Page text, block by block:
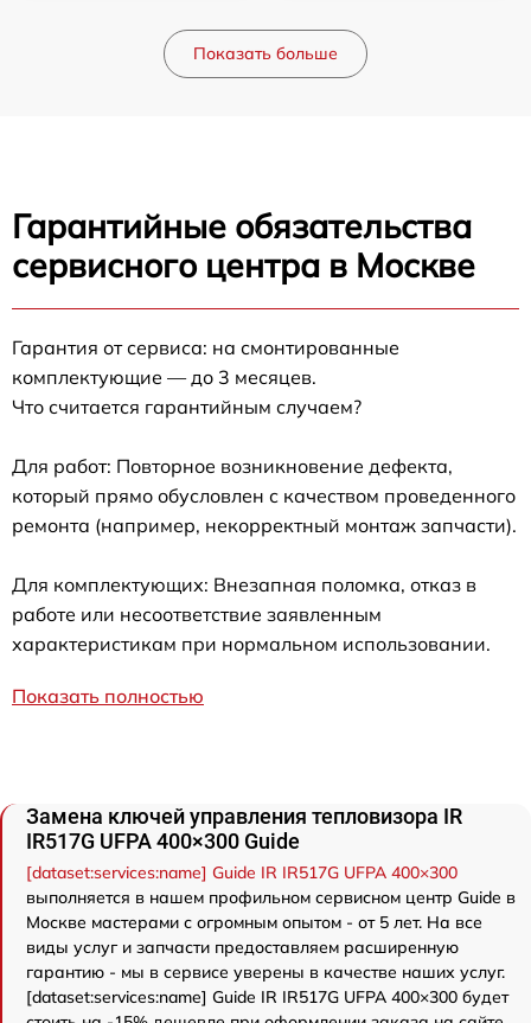
Показать больше
Гарантийные обязательства
сервисного центра в Москве
Гарантия от сервиса: на смонтированные
комплектующие — до 3 месяцев.
Что считается гарантийным случаем?
Для работ: Повторное возникновение дефекта,
который прямо обусловлен с качеством проведенного
ремонта (например, некорректный монтаж запчасти).
Для комплектующих: Внезапная поломка, отказ в
работе или несоответствие заявленным
характеристикам при нормальном использовании.
Показать полностью
Замена ключей управления тепловизора IR
IR517G UFPA 400×300 Guide
[dataset:services:name] Guide IR IR517G UFPA 400×300
выполняется в нашем профильном сервисном центр Guide в
Москве мастерами с огромным опытом - от 5 лет. На все
виды услуг и запчасти предоставляем расширенную
гарантию - мы в сервисе уверены в качестве наших услуг.
[dataset:services:name] Guide IR IR517G UFPA 400×300 будет